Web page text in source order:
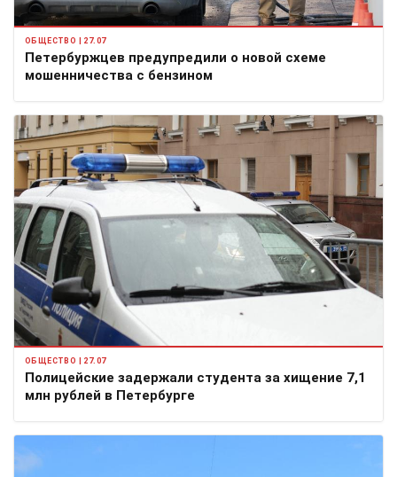
ОБЩЕСТВО | 27.07
Петербуржцев предупредили о новой схеме
мошенничества с бензином
ОБЩЕСТВО | 27.07
Полицейские задержали студента за хищение 7,1
млн рублей в Петербурге